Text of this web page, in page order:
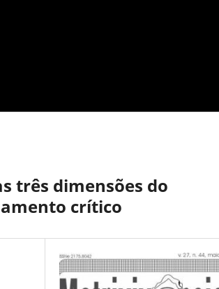
três dimensões do
crítico